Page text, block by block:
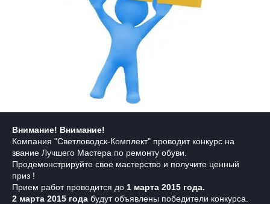
Внимание! Внимание!
Компания "Светловодск-Комплект" проводит конкурс на
звание Лучшего Мастера по ремонту обуви.
Продемонстрируйте свое мастерство и получите ценный
приз !
Прием работ проводится до 1 марта 2015 года.
2 марта 2015 года будут объявлены победители конкурса.